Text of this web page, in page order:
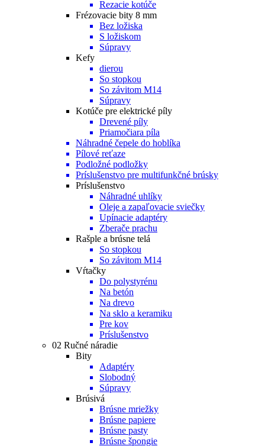
Rezacie kotúče
Frézovacie bity 8 mm
Bez ložiska
S ložiskom
Súpravy
Kefy
dierou
So stopkou
So závitom M14
Súpravy
Kotúče pre elektrické píly
Drevené píly
Priamočiara píla
Náhradné čepele do hoblíka
Pílové reťaze
Podložné podložky
Príslušenstvo pre multifunkčné brúsky
Príslušenstvo
Náhradné uhlíky
Oleje a zapaľovacie sviečky
Upínacie adaptéry
Zberače prachu
Rašple a brúsne telá
So stopkou
So závitom M14
Vŕtačky
Do polystyrénu
Na betón
Na drevo
Na sklo a keramiku
Pre kov
Príslušenstvo
02 Ručné náradie
Bity
Adaptéry
Slobodný
Súpravy
Brúsivá
Brúsne mriežky
Brúsne papiere
Brúsne pasty
Brúsne špongie